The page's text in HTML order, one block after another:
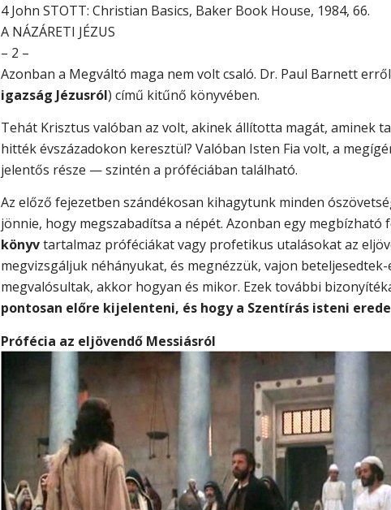
4 John STOTT: Christian Basics, Baker Book House, 1984, 66.
A NÁZÁRETI JÉZUS
– 2 –
Azonban a Megváltó maga nem volt csaló. Dr. Paul Barnett
igazság Jézusról) című kitűnő könyvében.
Tehát Krisztus valóban az volt, akinek állította magát, aminek
hitték évszázadokon keresztül? Valóban Isten Fia volt, a
jelentős része — szintén a próféciában található.
Az előző fejezetben szándékosan kihagytunk minden
jönnie, hogy megszabadítsa a népét. Azonban egy
könyvtartalmaz próféciákat vagy profetikus utalásokat az
megvizsgáljuk néhányukat, és megnézzük, vajon
megvalósultak, akkor hogyan és mikor. Ezek további
pontosan előre kijelenteni, és hogy a Szentírás isteni
Prófécia az eljövendő Messiásról